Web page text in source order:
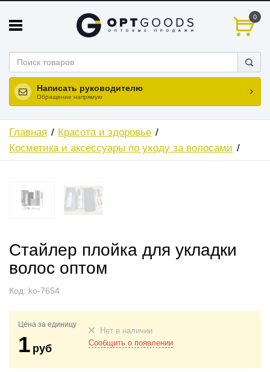
0
Написать руководителю
Обращение напрямую
Главная
Красота и здоровье
Косметика и аксессуары по уходу за волосами
ХИТ
Стайлер плойка для укладки
волос оптом
Код: ko-7654
Цена за единицу
1 руб
Нет в наличии
Сообщить о появлении